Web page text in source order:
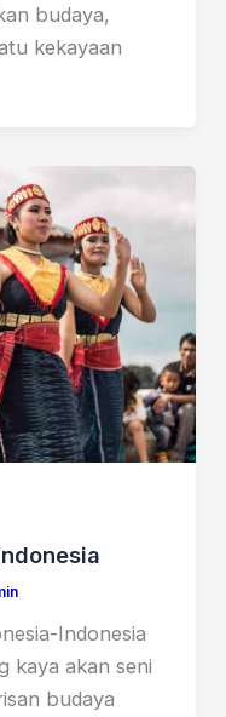
budaya,
kekayaan
Indonesia
kaya akan seni
budaya